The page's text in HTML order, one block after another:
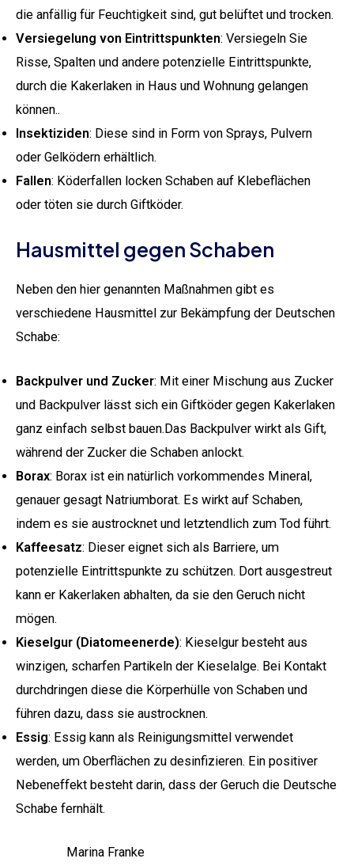
die anfällig für Feuchtigkeit sind, gut belüftet und trocken.
Versiegelung von Eintrittspunkten: Versiegeln Sie
Risse, Spalten und andere potenzielle Eintrittspunkte,
durch die Kakerlaken in Haus und Wohnung gelangen
können..
Insektiziden: Diese sind in Form von Sprays, Pulvern
oder Gelködern erhältlich.
Fallen: Köderfallen locken Schaben auf Klebeflächen
oder töten sie durch Giftköder.
Hausmittel gegen Schaben
Neben den hier genannten Maßnahmen gibt es
verschiedene Hausmittel zur Bekämpfung der Deutschen
Schabe:
Backpulver und Zucker: Mit einer Mischung aus Zucker
und Backpulver lässt sich ein Giftköder gegen Kakerlaken
ganz einfach selbst bauen.Das Backpulver wirkt als Gift,
während der Zucker die Schaben anlockt.
Borax: Borax ist ein natürlich vorkommendes Mineral,
genauer gesagt Natriumborat. Es wirkt auf Schaben,
indem es sie austrocknet und letztendlich zum Tod führt.
Kaffeesatz: Dieser eignet sich als Barriere, um
potenzielle Eintrittspunkte zu schützen. Dort ausgestreut
kann er Kakerlaken abhalten, da sie den Geruch nicht
mögen.
Kieselgur (Diatomeenerde): Kieselgur besteht aus
winzigen, scharfen Partikeln der Kieselalge. Bei Kontakt
durchdringen diese die Körperhülle von Schaben und
führen dazu, dass sie austrocknen.
Essig: Essig kann als Reinigungsmittel verwendet
werden, um Oberflächen zu desinfizieren. Ein positiver
Nebeneffekt besteht darin, dass der Geruch die Deutsche
Schabe fernhält.
Marina Franke